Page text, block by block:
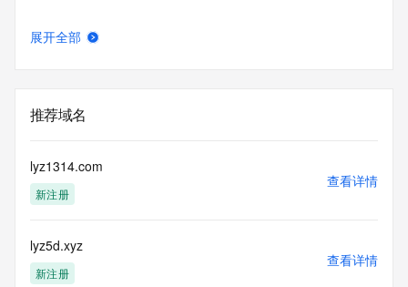
展开全部
推荐域名
lyz1314.com
新注册
查看详情
lyz5d.xyz
新注册
查看详情